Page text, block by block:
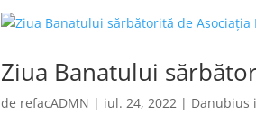
Ziua Banatului
de refacADMN | iul. 24, 2022 | Danubius